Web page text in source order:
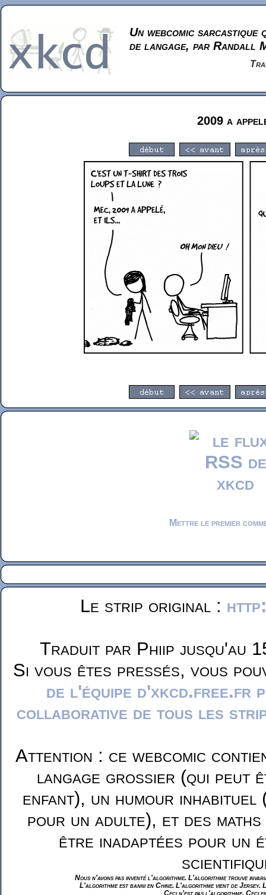
Un webcomic sarcastique
de langage, par Randall
2009 a
Mettre le premier
Le strip original :
Traduit par Phiip jusqu'au
Si vous êtes pressés, vous
de l'équipe d'xkcd.free.fr
collaborative de tous les
Attention : ce webcomic
langage grossier (qui peut
enfant), un humour inhabituel
pour un adulte), et des maths
être inadaptées pour un
Nous n'avons pas inventé l'algorithme. L'algorithme trouve
L'algorithme est banni en Chine. L'algorithme vient de Jersey.
Ceci n'est pas l'algorithme. Ceci